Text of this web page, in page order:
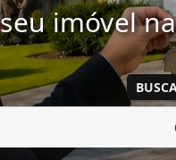
imóvel